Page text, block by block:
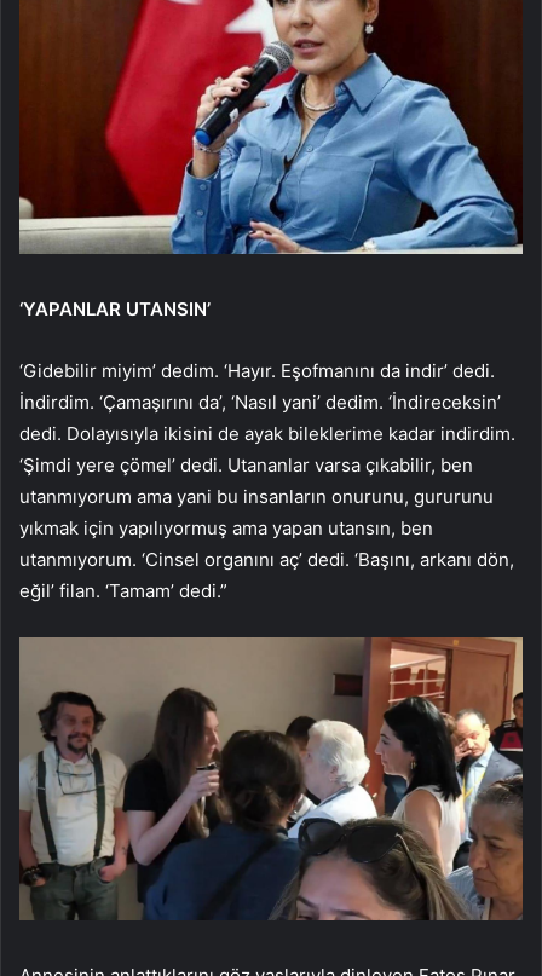
‘YAPANLAR UTANSIN’
‘Gidebilir miyim’ dedim. ‘Hayır. Eşofmanını da indir’ dedi.
İndirdim. ‘Çamaşırını da’, ‘Nasıl yani’ dedim. ‘İndireceksin’
dedi. Dolayısıyla ikisini de ayak bileklerime kadar indirdim.
‘Şimdi yere çömel’ dedi. Utananlar varsa çıkabilir, ben
utanmıyorum ama yani bu insanların onurunu, gururunu
yıkmak için yapılıyormuş ama yapan utansın, ben
utanmıyorum. ‘Cinsel organını aç’ dedi. ‘Başını, arkanı dön,
eğil’ filan. ‘Tamam’ dedi.”